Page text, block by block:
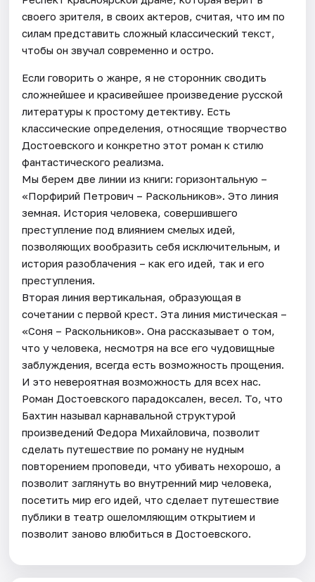
своего зрителя, в своих актеров, считая, что им по
силам представить сложный классический текст,
чтобы он звучал современно и остро.
Если говорить о жанре, я не сторонник сводить
сложнейшее и красивейшее произведение русской
литературы к простому детективу. Есть
классические определения, относящие творчество
Достоевского и конкретно этот роман к стилю
фантастического реализма.
Мы берем две линии из книги: горизонтальную –
«Порфирий Петрович – Раскольников». Это линия
земная. История человека, совершившего
преступление под влиянием смелых идей,
позволяющих вообразить себя исключительным, и
история разоблачения – как его идей, так и его
преступления.
Вторая линия вертикальная, образующая в
сочетании с первой крест. Эта линия мистическая –
«Соня – Раскольников». Она рассказывает о том,
что у человека, несмотря на все его чудовищные
заблуждения, всегда есть возможность прощения.
И это невероятная возможность для всех нас.
Роман Достоевского парадоксален, весел. То, что
Бахтин называл карнавальной структурой
произведений Федора Михайловича, позволит
сделать путешествие по роману не нудным
повторением проповеди, что убивать нехорошо, а
позволит заглянуть во внутренний мир человека,
посетить мир его идей, что сделает путешествие
публики в театр ошеломляющим открытием и
позволит заново влюбиться в Достоевского.